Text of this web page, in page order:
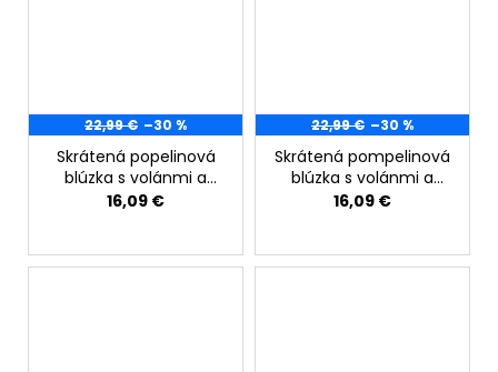
22,99 € –30 %
Skrátená popelinová
blúzka s volánmi a
výšivkami biela
16,09 €
22,99 € –30 %
Skrátená pompelinová
blúzka s volánmi a
výšivkami
16,09 €